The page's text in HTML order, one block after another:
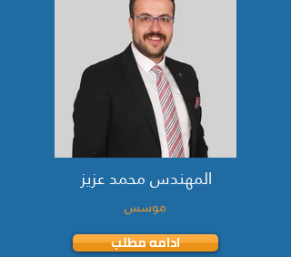
المهندس محمد عزيز
موسس
ادامه مطلب